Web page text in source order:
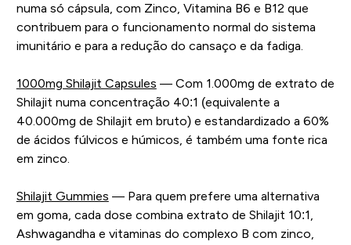
numa só cápsula, com Zinco, Vitamina B6 e B12 que
contribuem para o funcionamento normal do sistema
imunitário e para a redução do cansaço e da fadiga.
1000mg Shilajit Capsules — Com 1.000mg de extrato de
Shilajit numa concentração 40:1 (equivalente a
40.000mg de Shilajit em bruto) e estandardizado a 60%
de ácidos fúlvicos e húmicos, é também uma fonte rica
em zinco.
Shilajit Gummies — Para quem prefere uma alternativa
em goma, cada dose combina extrato de Shilajit 10:1,
Ashwagandha e vitaminas do complexo B com zinco,